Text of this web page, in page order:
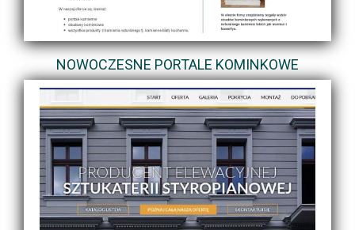
NOWOCZESNE PORTALE KOMINKOWE